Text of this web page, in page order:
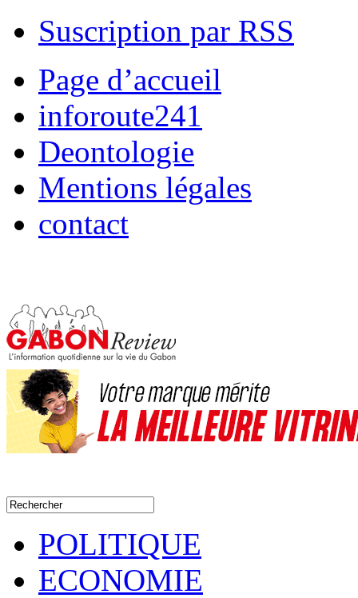
Suscription par RSS
Page d’accueil
inforoute241
Deontologie
Mentions légales
contact
POLITIQUE
ECONOMIE